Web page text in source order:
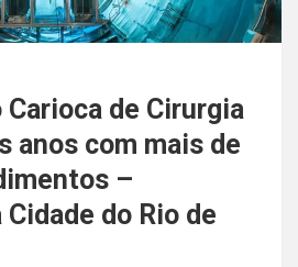
de Cirurgia
anos com mais de
–
do Rio de